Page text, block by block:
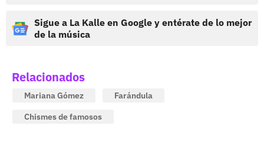
Sigue a La Kalle en Google y entérate de lo mejor
de la música
Relacionados
Mariana Gómez
Farándula
Chismes de famosos